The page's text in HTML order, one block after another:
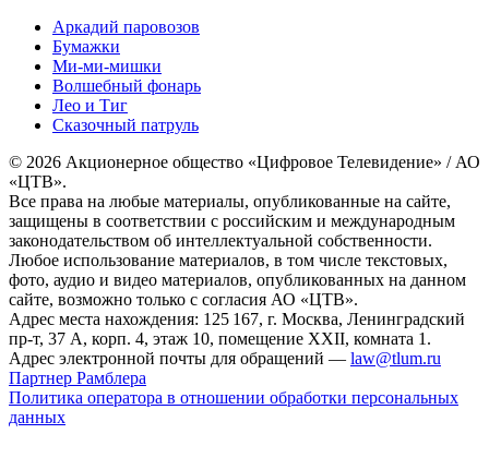
Аркадий паровозов
Бумажки
Ми-ми-мишки
Волшебный фонарь
Лео и Тиг
Сказочный патруль
© 2026 Акционерное общество «Цифровое Телевидение» / АО
«ЦТВ».
Все права на любые материалы, опубликованные на сайте,
защищены в соответствии с российским и международным
законодательством об интеллектуальной собственности.
Любое использование материалов, в том числе текстовых,
фото, аудио и видео материалов, опубликованных на данном
сайте, возможно только с согласия АО «ЦТВ».
Адрес места нахождения: 125 167, г. Москва, Ленинградский
пр-т, 37 А, корп. 4, этаж 10, помещение XXII, комната 1.
Адрес электронной почты для обращений — law@tlum.ru
Партнер Рамблера
Политика оператора в отношении обработки персональных
данных